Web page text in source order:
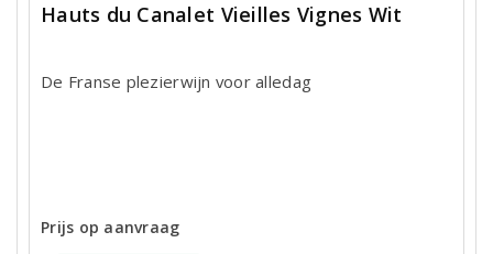
Hauts du Canalet Vieilles Vignes Wit
De Franse plezierwijn voor alledag
Prijs op aanvraag